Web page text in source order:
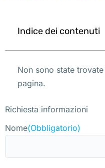
Indice dei contenuti
Non sono state
pagina.
Richiesta informazioni
Nome(Obbligatorio)